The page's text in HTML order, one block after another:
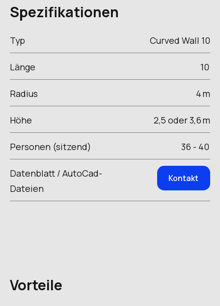
Spezifikationen
Typ Curved Wall 10
Länge 10
Radius 4m
Höhe 2,5 oder 3,6m
Personen (sitzend) 36 - 40
Datenblatt / AutoCad-
Dateien
Kontakt
Vorteile